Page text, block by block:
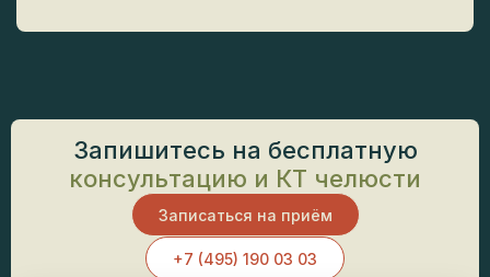
Запишитесь на бесплатную
консультацию и КТ челюсти
Записаться на приём
+7 (495) 190 03 03